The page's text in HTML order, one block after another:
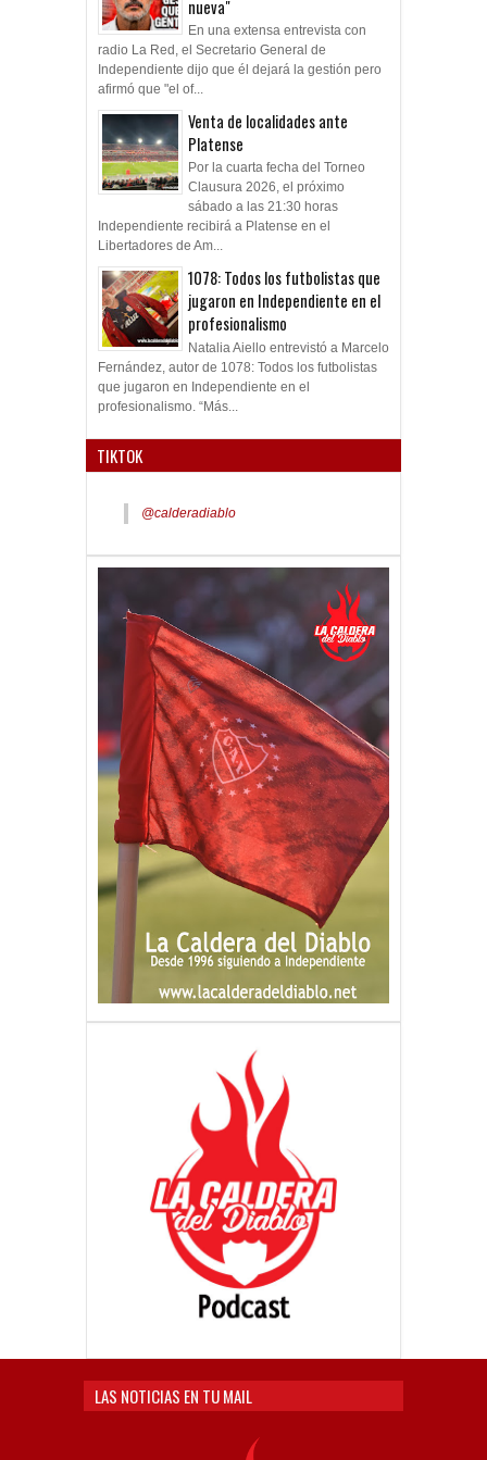
nueva"
En una extensa entrevista con
radio La Red, el Secretario General de
Independiente dijo que él dejará la gestión pero
afirmó que "el of...
Venta de localidades ante
Platense
Por la cuarta fecha del Torneo
Clausura 2026, el próximo
sábado a las 21:30 horas
Independiente recibirá a Platense en el
Libertadores de Am...
1078: Todos los futbolistas que
jugaron en Independiente en el
profesionalismo
Natalia Aiello entrevistó a Marcelo
Fernández, autor de 1078: Todos los futbolistas
que jugaron en Independiente en el
profesionalismo. “Más...
TIKTOK
@calderadiablo
LAS NOTICIAS EN TU MAIL